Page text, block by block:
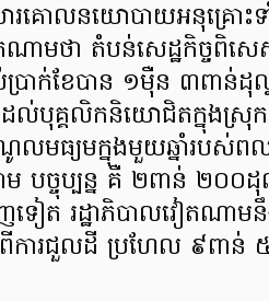
គោល​នយោបាយអនុគ្រោះ​ទ
តណាមថា តំបន់​សេដ្ឋកិច្ច​ពិសេ
ប្រាក់​ខែ​បាន ១ម៉ឺន ៣ពាន់​ដុល្ល
ដល់​បុគ្គលិក​និយោជិត​ក្នុង​ស្រុ
មធ្យម​ក្នុង​មួយឆ្នាំ​របស់​ពល
បច្ចុប្បន្ន គឺ​ ២ពាន់ ២០០ដុល្
ទៀត រដ្ឋាភិបាលវៀតណាម​
ារ​ជួល​ដី ប្រហែល ៩ពាន់